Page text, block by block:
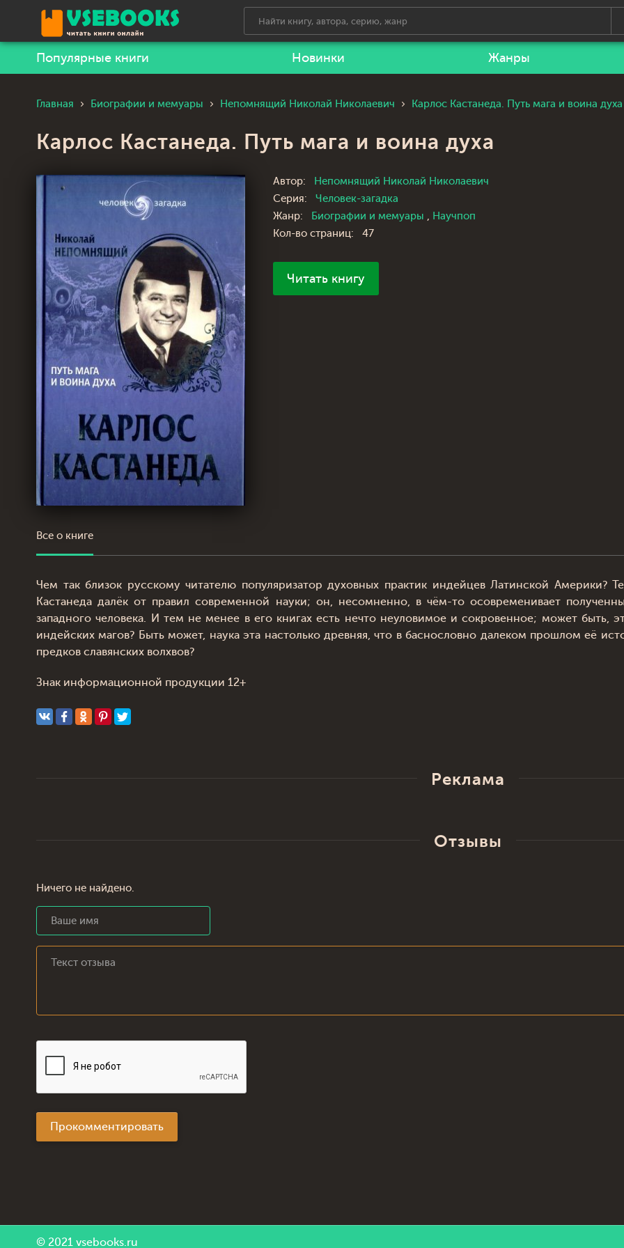
Популярные книги Новинки Жанры
Главная Биографии и мемуары Непомнящий Николай Николаевич Карлос Кастанеда. Путь мага и воина духа
Карлос Кастанеда. Путь мага и воина духа
Автор:
Непомнящий Николай Николаевич
Серия:
Человек-загадка
Жанр:
Биографии и мемуары , Научпоп
Кол-во страниц:
47
Читать книгу
Все о книге
Чем так близок русскому читателю популяризатор духовных практик индейцев Латинской Америки?
Кастанеда далёк от правил современной науки; он, несомненно, в чём-то осовременивает
западного человека. И тем не менее в его книгах есть нечто неуловимое и сокровенное; может быть,
индейских магов? Быть может, наука эта настолько древняя, что в баснословно далеком прошлом её
предков славянских волхвов?
Знак информационной продукции 12+
Реклама
Отзывы
Ничего не найдено.
Прокомментировать
© 2021 vsebooks.ru